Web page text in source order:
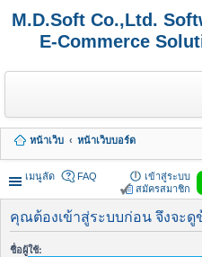
M.D.Soft Co.,Ltd.
E-Commerce
หน้าเว็บ
หน้าเว็บบอร์ด
เมนูลัด
FAQ
เข้าสู่ระบบ
สมัครสมาชิก
คุณต้องเข้าสู่ระบบก่อน จึงจะ
ชื่อผู้ใช้: